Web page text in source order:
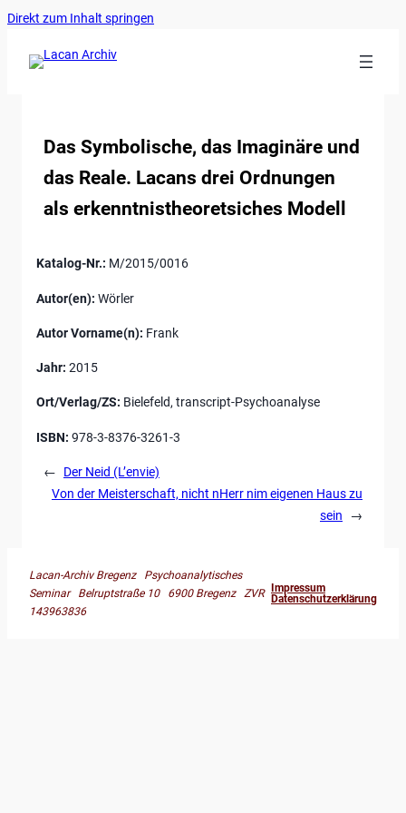
Direkt zum Inhalt springen
Das Symbolische, das Imaginäre und
das Reale. Lacans drei Ordnungen
als erkenntnistheoretsiches Modell
Katalog-Nr.: M/2015/0016
Autor(en): Wörler
Autor Vorname(n): Frank
Jahr: 2015
Ort/Verlag/ZS: Bielefeld, transcript-Psychoanalyse
ISBN: 978-3-8376-3261-3
←
Der Neid (L’envie)
Von der Meisterschaft, nicht nHerr nim eigenen Haus zu
sein
→
Lacan-Archiv Bregenz Psychoanalytisches
Seminar Belruptstraße 10 6900 Bregenz ZVR
143963836
Impressum
Datenschutzerklärung